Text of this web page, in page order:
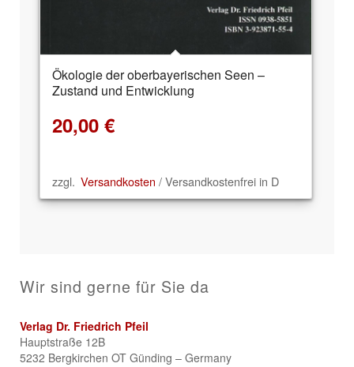
Ökologie der oberbayerischen Seen –
Zustand und Entwicklung
20,00 €
zzgl. Versandkosten / Versandkostenfrei in D
Wir sind gerne für Sie da
Verlag Dr. Friedrich Pfeil
Hauptstraße 12B
5232 Bergkirchen OT Günding – Germany